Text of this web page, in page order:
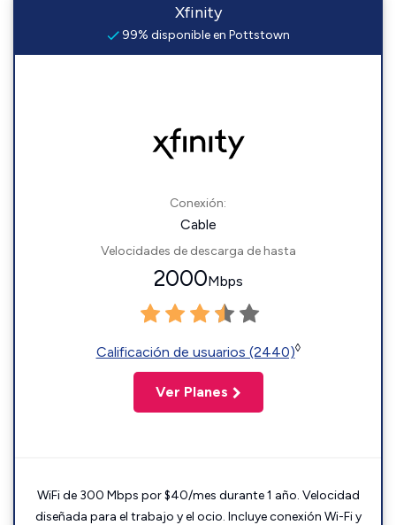
Xfinity
99% disponible en Pottstown
Conexión:
Cable
Velocidades de descarga de hasta
2000Mbps
Calificación de usuarios (2440)◊
Ver Planes
WiFi de 300 Mbps por $40/mes durante 1 año. Velocidad
diseñada para el trabajo y el ocio. Incluye conexión Wi-Fi y